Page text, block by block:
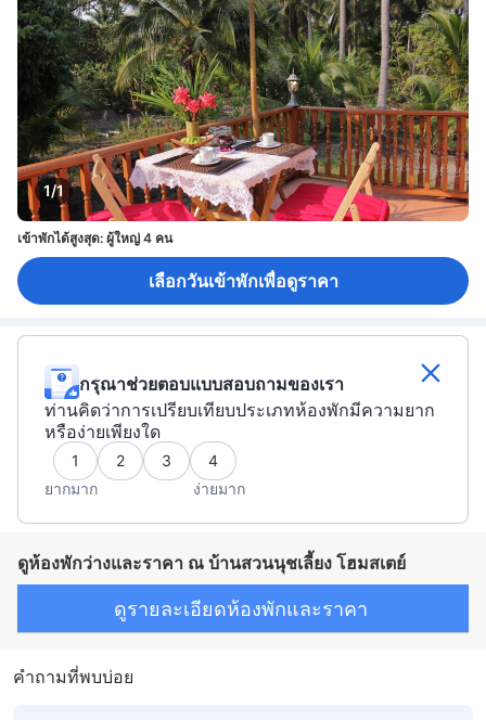
1/1
เข้าพักได้สูงสุด: ผู้ใหญ่ 4 คน
เลือกวันเข้าพักเพื่อดูราคา
กรุณาช่วยตอบแบบสอบถามของเรา
ท่านคิดว่าการเปรียบเทียบประเภทห้องพักมีความยาก
หรือง่ายเพียงใด
1 2 3
4
ยากมาก
ง่ายมาก
ดูห้องพักว่างและราคา ณ บ้านสวนนุชเลี้ยง โฮมสเตย์
ดูรายละเอียดห้องพักและราคา
คำถามที่พบบ่อย